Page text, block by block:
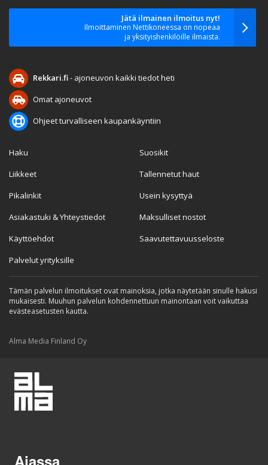
Jätä ilmainen ilmoitus nyt!
Ilmoittaminen Nettikoneessa on nopeaa
ja yksityishenkilöille ilmaista.
Rekkari.fi- ajoneuvon kaikki tiedot heti
Omat ajoneuvot
Ohjeet turvalliseen kaupankäyntiin
Haku
Liikkeet
Pikalinkit
Asiakastuki & Yhteystiedot
Käyttöehdot
Palvelut yrityksille
Suosikit
Tallennetut haut
Usein kysyttyä
Maksulliset nostot
Saavutettavuusseloste
Tämän palvelun ilmoitukset ovat mainoksia, jotka näytetään sinulle hakusi
mukaisesti. Muuhun palvelun kohdennettuun mainontaan voit vaikuttaa
evästeasetusten kautta.
Alma Media Finland Oy